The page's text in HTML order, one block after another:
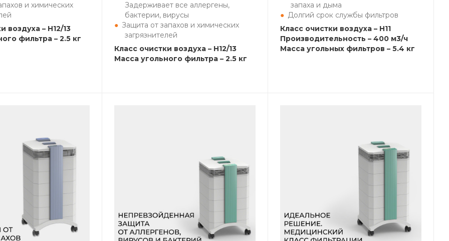
и химических
воздуха – H12/13
фильтра – 2.5 кг
Задерживает все аллергены,
бактерии, вирусы
Защита от запахов и химических
загрязнителей
Класс очистки воздуха – H12/13
Масса угольного фильтра – 2.5 кг
запаха и дыма
Долгий срок службы фильтров
Класс очистки воздуха – H11
Производительность – 400 м3/ч
Масса угольных фильтров – 5.4 кг